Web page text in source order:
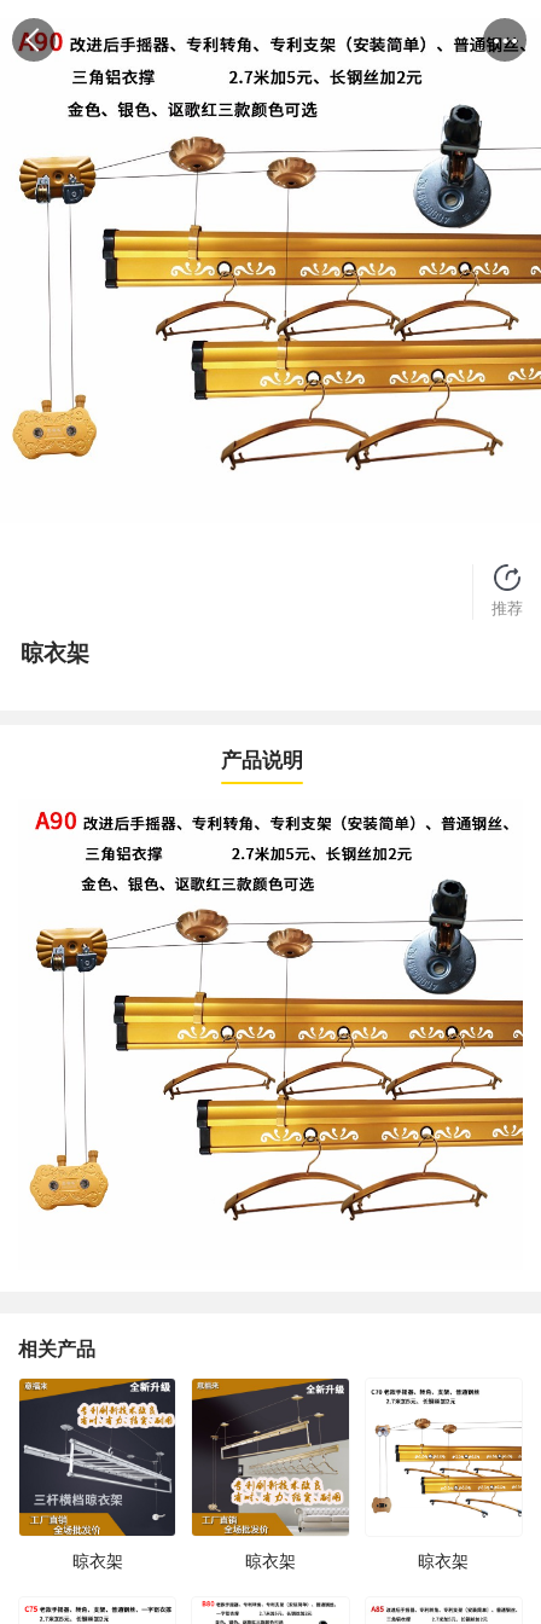
推荐
晾衣架
产品说明
相关产品
晾衣架 晾衣架 晾衣架